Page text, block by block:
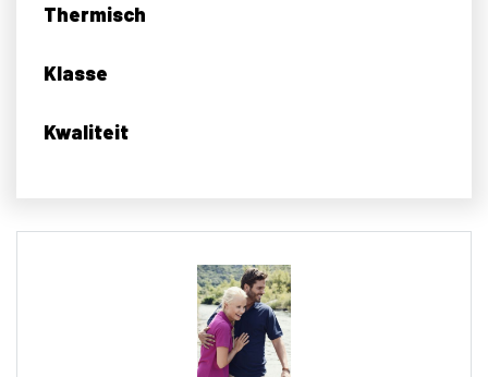
Thermisch
Klasse
Kwaliteit